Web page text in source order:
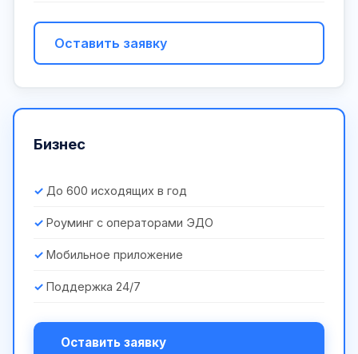
Оставить заявку
Бизнес
До 600 исходящих в год
Роуминг с операторами ЭДО
Мобильное приложение
Поддержка 24/7
Оставить заявку